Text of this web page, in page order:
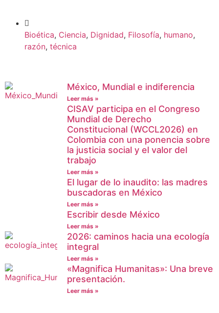
Bioética, Ciencia, Dignidad, Filosofía, humano,
razón, técnica
México, Mundial e indiferencia
Leer más »
CISAV participa en el Congreso
Mundial de Derecho
Constitucional (WCCL2026) en
Colombia con una ponencia sobre
la justicia social y el valor del
trabajo
Leer más »
El lugar de lo inaudito: las madres
buscadoras en México
Leer más »
Escribir desde México
Leer más »
2026: caminos hacia una ecología
integral
Leer más »
«Magnifica Humanitas»: Una breve
presentación.
Leer más »